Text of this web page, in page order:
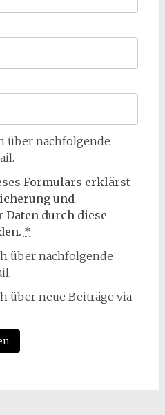
über nachfolgende
Formulars erklärst
und
Daten durch diese
*
über nachfolgende
über neue Beiträge via